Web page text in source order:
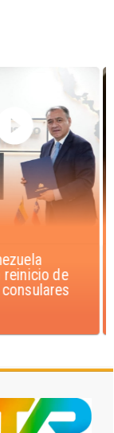
Flores
Campillai